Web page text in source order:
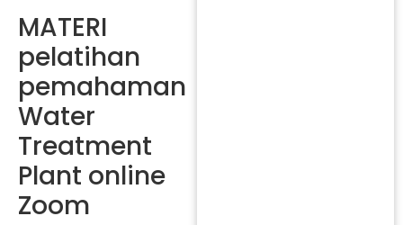
MATERI
pelatihan
pemahaman
Water
Treatment
Plant online
Zoom